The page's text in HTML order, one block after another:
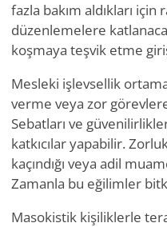
fazla bakım aldıkları
düzenlemelere
koşmaya teşvik etme
Mesleki işlevsellik
verme veya zor
Sebatları ve
katkıcılar yapabilir.
kaçındığı veya adil
Zamanla bu eğilimler
Masokistik kişiliklerle